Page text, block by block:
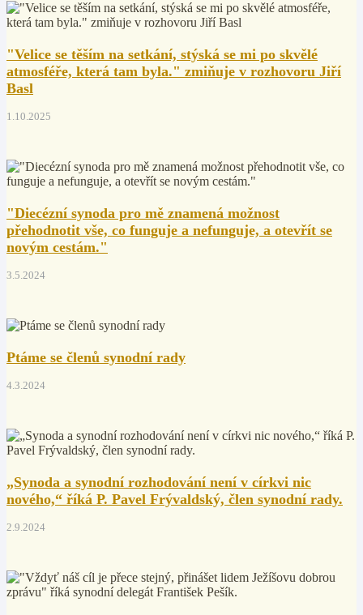
"Velice se těším na setkání, stýská se mi po skvělé
atmosféře, která tam byla." zmiňuje v rozhovoru Jiří
Basl
1.10.2025
"Diecézní synoda pro mě znamená možnost
přehodnotit vše, co funguje a nefunguje, a otevřít se
novým cestám."
3.5.2024
Ptáme se členů synodní rady
4.3.2024
„Synoda a synodní rozhodování není v církvi nic
nového,“ říká P. Pavel Frývaldský, člen synodní rady.
2.9.2024